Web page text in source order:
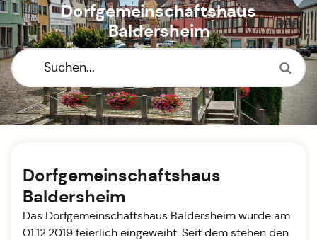
Dorfgemeinschaftshaus
Baldersheim
Dorfgemeinschaftshaus
Baldersheim
Das Dorfgemeinschaftshaus Baldersheim wurde am
01.12.2019 feierlich eingeweiht. Seit dem stehen den